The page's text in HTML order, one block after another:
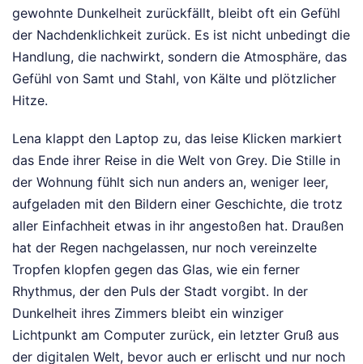
gewohnte Dunkelheit zurückfällt, bleibt oft ein Gefühl
der Nachdenklichkeit zurück. Es ist nicht unbedingt die
Handlung, die nachwirkt, sondern die Atmosphäre, das
Gefühl von Samt und Stahl, von Kälte und plötzlicher
Hitze.
Lena klappt den Laptop zu, das leise Klicken markiert
das Ende ihrer Reise in die Welt von Grey. Die Stille in
der Wohnung fühlt sich nun anders an, weniger leer,
aufgeladen mit den Bildern einer Geschichte, die trotz
aller Einfachheit etwas in ihr angestoßen hat. Draußen
hat der Regen nachgelassen, nur noch vereinzelte
Tropfen klopfen gegen das Glas, wie ein ferner
Rhythmus, der den Puls der Stadt vorgibt. In der
Dunkelheit ihres Zimmers bleibt ein winziger
Lichtpunkt am Computer zurück, ein letzter Gruß aus
der digitalen Welt, bevor auch er erlischt und nur noch